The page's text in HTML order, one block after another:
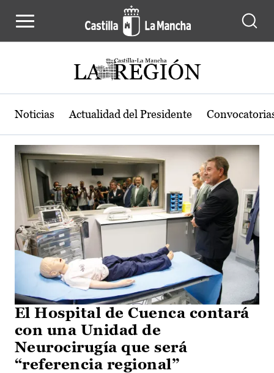
Actualidad de la región de Castilla-
Noticias Actualidad del Presidente
El Hospital de Cuenca contará
con una Unidad de
Neurocirugía que será
“referencia regional”